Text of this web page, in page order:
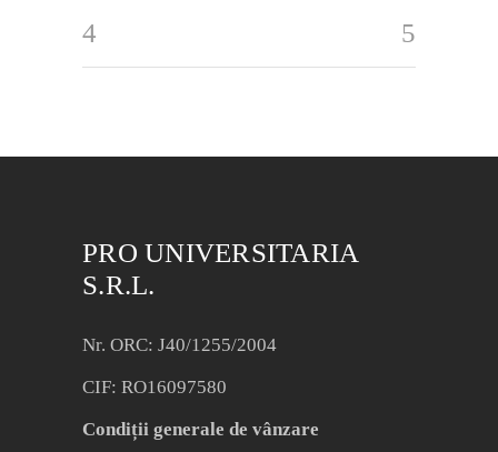
PRO UNIVERSITARIA
S.R.L.
Nr. ORC: J40/1255/2004
CIF: RO16097580
Condiții generale de vânzare